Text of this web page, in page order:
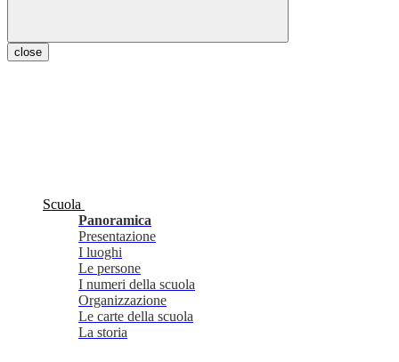
close
Scuola
Panoramica
Presentazione
I luoghi
Le persone
I numeri della scuola
Organizzazione
Le carte della scuola
La storia